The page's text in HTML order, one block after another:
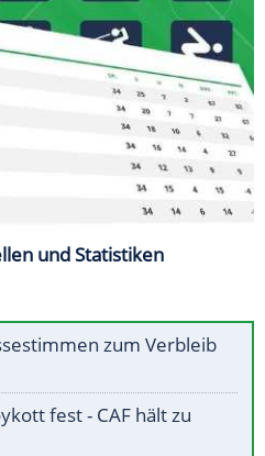
und Statistiken
zum Verbleib
fest - CAF hält zu